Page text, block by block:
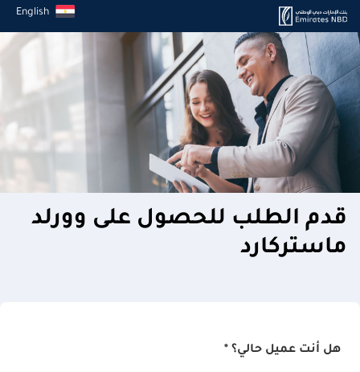
English
قدم الطلب للحصول على وورلد
ماستركارد
هل أنت عميل حالي؟ *